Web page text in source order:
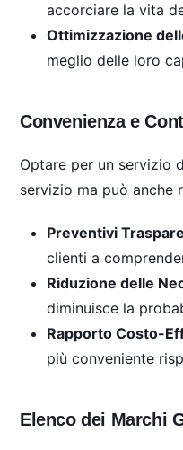
accorciare la vita
Ottimizzazione
meglio delle loro
Convenienza e
Optare per un servizio
servizio ma può anche
Preventivi
clienti a
Riduzione delle
diminuisce la
Rapporto Costo-
più conveniente
Elenco dei Marchi